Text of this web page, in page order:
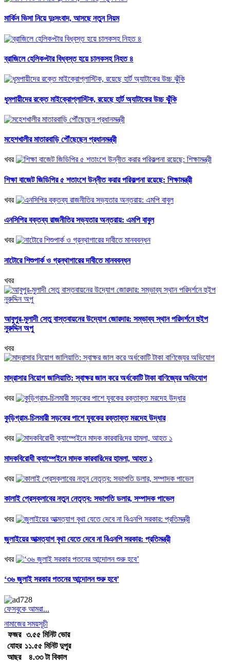
মার্কিন ভিসা নিয়ে দুঃসংবাদ, আসছে নতুন নিয়ম
ব্রাজিলে হেলিকপ্টার বিধ্বস্ত হয়ে চালকসহ নিহত ৪
ধূমপায়ীদের রক্তে মাইক্রোপ্লাস্টিক, রয়েছে হার্ট অ্যাটাকের উচ্চ ঝুঁকি
মহেশখালীর মাতারবাড়ি পৌঁছেছেন প্রধানমন্ত্রী
খবর
শিক্ষা বাজেট জিডিপির ৫ শতাংশে উন্নীত করার পরিকল্পনা রয়েছে: শিক্ষামন্ত্রী
খবর
এনসিপির বক্তব্য রাজনীতির সভ্যতার অন্তরায়: এমপি বাবুল
খবর
নাটোরে শিশুপার্ক ও গ্রন্থাগারের দাবীতে মানববন্ধন
খবর
আবুপুর-মুলাদী সেতু বাস্তবায়নের উদ্যোগ জোরদার: সম্ভাব্য স্থান পরিদর্শনে হুইপ
নুরুদ্দিন অপু
খবর
মাদ্রাসার নিয়োগ জালিয়াতি: স্বাক্ষর জাল করে অর্ধকোটি টাকা বাণিজ্যের অভিযোগ
খবর
কুড়িগ্রাম-চিলমারী সড়কের পাশে যুবকের রক্তাক্ত মরদেহ উদ্ধার
খবর
মাদকবিরোধী ক্যাম্পেইনে মাদক কারবা‌রি‌দের হামলা, আহত ১
খবর
কালাই প্রেসক্লাবের নতুন নেতৃত্ব: সভাপতি ডলার, সম্পাদক পাভেল
খবর
জুলাইয়ের আত্মত্যাগ বৃথা যেতে দেবে না বিএনপি সরকার: প্রতিমন্ত্রী
খবর
‘৩৬ জুলাই সরকার পতনের আন্দোলন শুরু হবে’
ফেসবুকে আমরা...
নামাজের সময়সূচী
ফজর
৩.৫৫ মিনিট ভোর
যোহর ১১.৫৫ মিনিট দুপুর
আছর
৪.৩৩ টা বিকাল